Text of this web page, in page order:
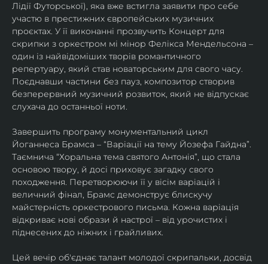
Лідії Футорської), яка вже встигла заявити про себе
участю в престижних європейських музичних
проєктах. У її виконанні прозвучить Концерт для
скрипки з оркестром мі мінор Фелікса Мендельсона –
один із найвідоміших творів романтичного
репертуару, який став новаторським для свого часу.
Поєднавши частини без пауз, композитор створив
безперервний музичний розвиток, який не відпускає
слухача до останньої ноти.
Завершить програму монументальний цикл
Йоганнеса Брамса – “Варіації на тему Йозефа Гайдна”.
Таємнича “Хоральна тема святого Антонія”, що стала
основою твору, й досі приховує загадку свого
походження. Перетворюючи її у вісім варіацій і
величний фінал, Брамс демонструє блискучу
майстерність оркестрового письма. Кожна варіація
відкриває нові образи й настрої – від урочистих і
піднесених до ніжних і грайливих.
Цей вечір об'єднає талант молодої скрипальки, досвід